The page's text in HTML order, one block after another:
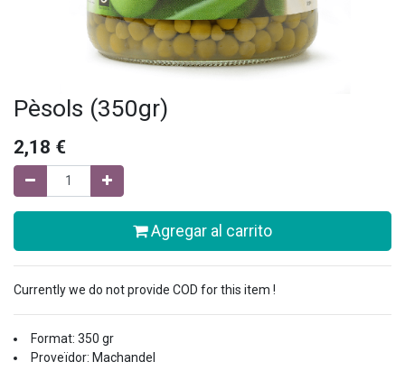
Pèsols (350gr)
2,18 €
Agregar al carrito
Currently we do not provide COD for this item !
Format: 350 gr
Proveïdor: Machandel